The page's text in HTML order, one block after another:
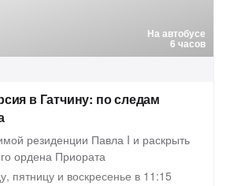
На автобусе
6 часов
в Гатчину: по следам
резиденции Павла I и раскрыть
ордена Приората
пятницу и воскресенье в 11:15